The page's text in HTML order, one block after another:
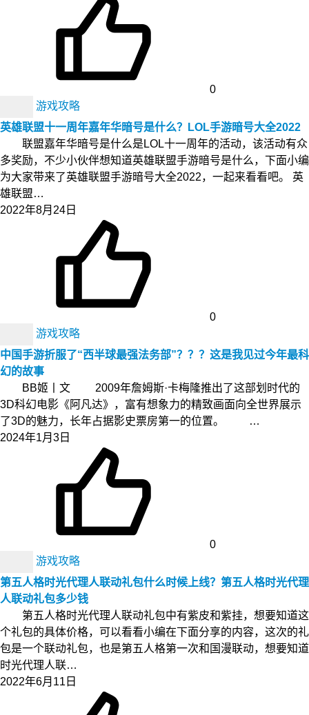
0
游戏攻略
英雄联盟十一周年嘉年华暗号是什么？LOL手游暗号大全2022
联盟嘉年华暗号是什么是LOL十一周年的活动，该活动有众
多奖励，不少小伙伴想知道英雄联盟手游暗号是什么，下面小编
为大家带来了英雄联盟手游暗号大全2022，一起来看看吧。 英
雄联盟…
2022年8月24日
0
游戏攻略
中国手游折服了“西半球最强法务部”？？？这是我见过今年最科
幻的故事
BB姬丨文 2009年詹姆斯·卡梅隆推出了这部划时代的
3D科幻电影《阿凡达》，富有想象力的精致画面向全世界展示
了3D的魅力，长年占据影史票房第一的位置。 …
2024年1月3日
0
游戏攻略
第五人格时光代理人联动礼包什么时候上线？第五人格时光代理
人联动礼包多少钱
第五人格时光代理人联动礼包中有紫皮和紫挂，想要知道这
个礼包的具体价格，可以看看小编在下面分享的内容，这次的礼
包是一个联动礼包，也是第五人格第一次和国漫联动，想要知道
时光代理人联…
2022年6月11日